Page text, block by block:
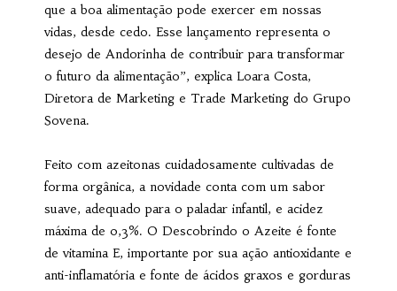
que a boa alimentação pode exercer em nossas
vidas, desde cedo. Esse lançamento representa o
desejo de Andorinha de contribuir para transformar
o futuro da alimentação”, explica Loara Costa,
Diretora de Marketing e Trade Marketing do Grupo
Sovena.
Feito com azeitonas cuidadosamente cultivadas de
forma orgânica, a novidade conta com um sabor
suave, adequado para o paladar infantil, e acidez
máxima de 0,3%. O Descobrindo o Azeite é fonte
de vitamina E, importante por sua ação antioxidante e
anti-inflamatória e fonte de ácidos graxos e gorduras